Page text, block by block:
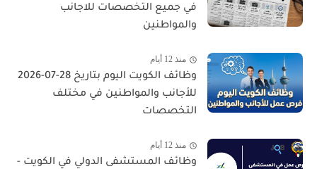
في جميع التخصصات للاجانب
والمواطنين
منذ 12 أيام
وظائف الكويت اليوم بتاريخ 28-07-2026
للأجانب والمواطنين في مختلف
التخصصات
منذ 12 أيام
وظائف المستشفى الدولي في الكويت -